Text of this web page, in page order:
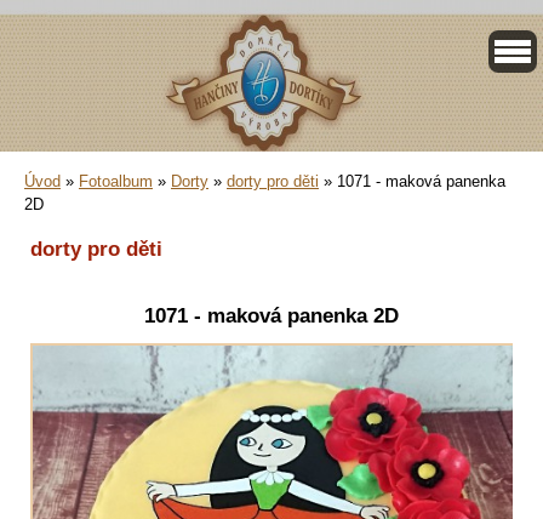
Úvod » Fotoalbum » Dorty » dorty pro děti » 1071 - maková panenka
2D
dorty pro děti
1071 - maková panenka 2D